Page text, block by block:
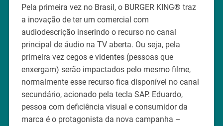
Pela primeira vez no Brasil, o BURGER KING® traz
a inovação de ter um comercial com
audiodescrição inserindo o recurso no canal
principal de áudio na TV aberta. Ou seja, pela
primeira vez cegos e videntes (pessoas que
enxergam) serão impactados pelo mesmo filme,
normalmente esse recurso fica disponível no canal
secundário, acionado pela tecla SAP. Eduardo,
pessoa com deficiência visual e consumidor da
marca é o protagonista da nova campanha –